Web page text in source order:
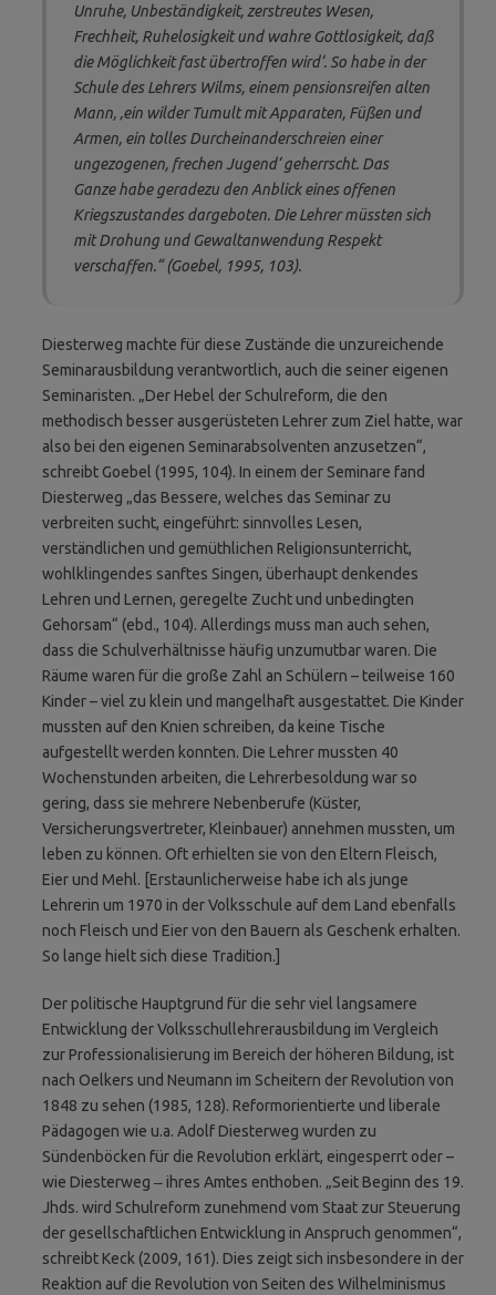
Unruhe, Unbeständigkeit, zerstreutes Wesen,
Frechheit, Ruhelosigkeit und wahre Gottlosigkeit, daß
die Möglichkeit fast übertroffen wird‘. So habe in der
Schule des Lehrers Wilms, einem pensionsreifen alten
Mann, ‚ein wilder Tumult mit Apparaten, Füßen und
Armen, ein tolles Durcheinander­schreien einer
ungezogenen, frechen Jugend‘ geherrscht. Das
Ganze habe geradezu den Anblick eines offenen
Kriegszustandes dargeboten. Die Lehrer müssten sich
mit Drohung und Gewaltanwendung Respekt
verschaffen.“ (Goebel, 1995, 103).
Diesterweg machte für diese Zustände die unzureichende
Seminarausbildung verantwortlich, auch die seiner eigenen
Seminaristen. „Der Hebel der Schulreform, die den
methodisch besser ausgerüsteten Lehrer zum Ziel hatte, war
also bei den eigenen Seminarabsolventen anzusetzen“,
schreibt Goebel (1995, 104). In einem der Seminare fand
Diesterweg „das Bessere, welches das Seminar zu
verbreiten sucht, eingeführt: sinnvolles Lesen,
verständlichen und gemüthlichen Religions­unterricht,
wohlklingendes sanftes Singen, überhaupt denkendes
Lehren und Lernen, geregelte Zucht und unbedingten
Gehorsam“ (ebd., 104). Allerdings muss man auch sehen,
dass die Schulverhältnisse häufig unzumutbar waren. Die
Räume waren für die große Zahl an Schülern – teilweise 160
Kinder – viel zu klein und mangelhaft ausgestattet. Die Kinder
mussten auf den Knien schreiben, da keine Tische
aufgestellt werden konnten. Die Lehrer mussten 40
Wochenstunden arbeiten, die Lehrerbesoldung war so
gering, dass sie mehrere Nebenberufe (Küster,
Versicherungs­vertreter, Kleinbauer) annehmen mussten, um
leben zu können. Oft erhielten sie von den Eltern Fleisch,
Eier und Mehl. [Erstaunlicherweise habe ich als junge
Lehrerin um 1970 in der Volksschule auf dem Land ebenfalls
noch Fleisch und Eier von den Bauern als Geschenk erhalten.
So lange hielt sich diese Tradition.]
Der politische Hauptgrund für die sehr viel langsamere
Entwicklung der Volksschullehrerausbildung im Vergleich
zur Professionalisierung im Bereich der höheren Bildung, ist
nach Oelkers und Neumann im Scheitern der Revolution von
1848 zu sehen (1985, 128). Reformorientierte und liberale
Pädagogen wie u.a. Adolf Diesterweg wurden zu
Sündenböcken für die Revolution erklärt, eingesperrt oder –
wie Diesterweg ‒ ihres Amtes enthoben. „Seit Beginn des 19.
Jhds. wird Schulreform zunehmend vom Staat zur Steuerung
der gesellschaftlichen Entwicklung in Anspruch genommen“,
schreibt Keck (2009, 161). Dies zeigt sich insbesondere in der
Reaktion auf die Revolution von Seiten des Wilhelminismus